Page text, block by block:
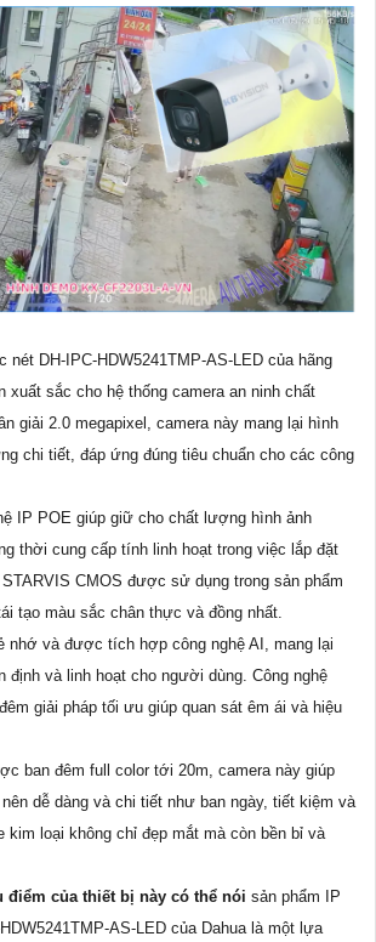
nét DH-IPC-HDW5241TMP-AS-LED của hãng
xuất sắc cho hệ thống camera an ninh chất
giải 2.0 megapixel, camera này mang lại hình
chi tiết, đáp ứng đúng tiêu chuẩn cho các công
IP POE giúp giữ cho chất lượng hình ảnh
thời cung cấp tính linh hoạt trong việc lắp đặt
CMOS được sử dụng trong sản phẩm
tạo màu sắc chân thực và đồng nhất.
nhớ và được tích hợp công nghệ AI, mang lại
định và linh hoạt cho người dùng. Công nghệ
giải pháp tối ưu giúp quan sát êm ái và hiệu
ban đêm full color tới 20m, camera này giúp
dễ dàng và chi tiết như ban ngày, tiết kiệm và
kim loại không chỉ đẹp mắt mà còn bền bỉ và
điểm của thiết bị này có thể nói sản phẩm IP
AS-LED của Dahua là một lựa